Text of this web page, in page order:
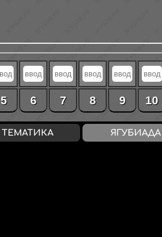
5 6 7 8 9 10
ТЕМАТИКА ЯГУБИАДА